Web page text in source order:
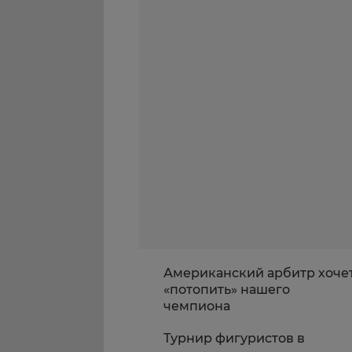
Американский арбитр
«потопить» нашего
чемпиона
Турнир фигуристов в